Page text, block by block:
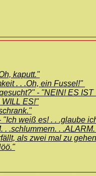
kaputt."
. . .Oh, ein Fussel!"
- "NEIN! ES IST
WILL ES!"
"Ich weiß es! . . .glaube
. .schlummern. .
als zwei mal zu